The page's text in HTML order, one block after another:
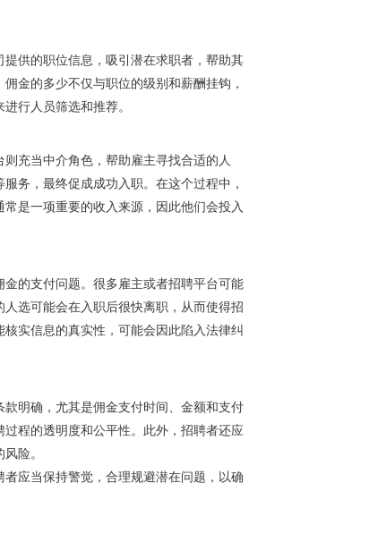
供的职位信息，吸引潜在求职者，帮助其
金的多少不仅与职位的级别和薪酬挂钩，
行人员筛选和推荐。
充当中介角色，帮助雇主寻找合适的人
务，最终促成成功入职。在这个过程中，
是一项重要的收入来源，因此他们会投入
的支付问题。很多雇主或者招聘平台可能
选可能会在入职后很快离职，从而使得招
实信息的真实性，可能会因此陷入法律纠
明确，尤其是佣金支付时间、金额和支付
程的透明度和公平性。此外，招聘者还应
险。
应当保持警觉，合理规避潜在问题，以确